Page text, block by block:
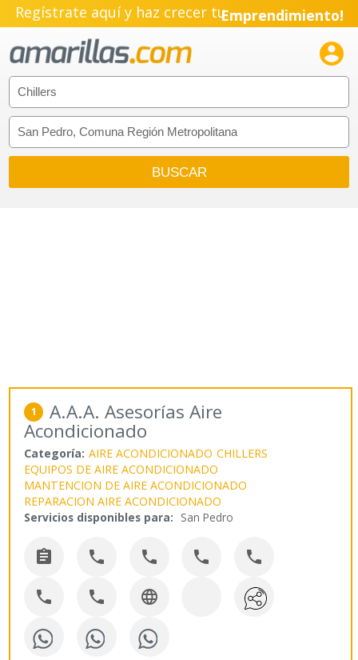
Regístrate aquí y haz crecer tuEmprendimiento!

1 A.A.A. Asesorías Aire
Acondicionado
Categoría: AIRE ACONDICIONADO CHILLERS
EQUIPOS DE AIRE ACONDICIONADO
MANTENCION DE AIRE ACONDICIONADO
REPARACION AIRE ACONDICIONADO
Servicios disponibles para: San Pedro
    
  